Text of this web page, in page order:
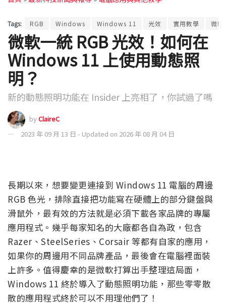
Tags: RGB Windows Windows 11 光效 實用教學 微軟
微軟一統 RGB 光效！如何在
Windows 11 上使用動態照
明？
新的動態照明功能在 Insider 上亮相了，你試過了嗎
byClaireC
2023 年 09 月 13 日 - Updated on 2026 年 08 月 04 日
長期以來，想要變更連接到 Windows 11 電腦的周邊
RGB 色光，排除直接把功能寫在硬體上的部分鍵盤與
滑鼠外，最有效的方法就是必須下載各家品牌的專屬
應用程式。幾乎每家知名的大廠都各自為政，包含
Razer、SteelSeries、Corsair 等都有自家的應用，
如果你的周邊用不同品牌產品，最後會在電腦裡面裝
上許多。值得慶幸的是微軟打算出手整理這局面，
Windows 11 終於導入了動態照明功能，那些零零散
散的應用程式終於可以不用理他們了！